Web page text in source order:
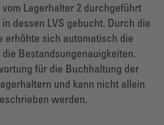
Lagerhalter 2 durchgeführt
dessen LVS gebucht. Durch die
erhöhte sich automatisch die
Bestandsungenauigkeiten.
für die Buchhaltung der
und kann nicht allein
werden.